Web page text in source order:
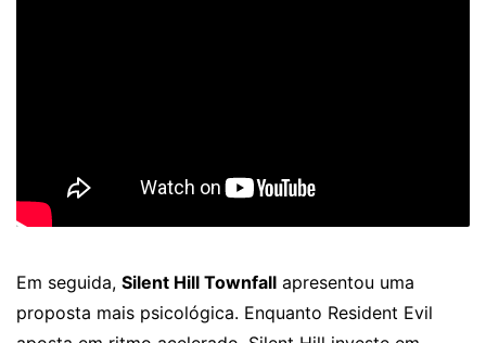
Em seguida, Silent Hill Townfall apresentou uma
proposta mais psicológica. Enquanto Resident Evil